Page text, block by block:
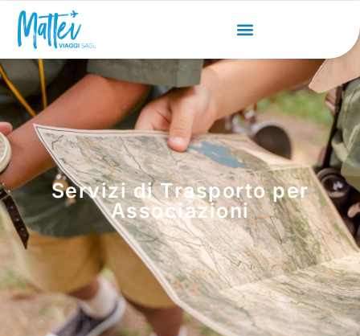
Servizi di Trasporto per
Associazioni